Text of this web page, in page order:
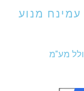
מנוע
מע"מ